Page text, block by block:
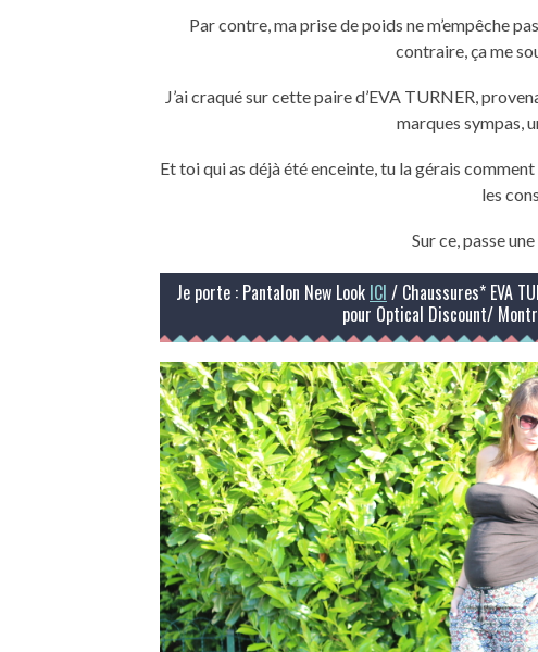
Par contre, ma prise de poids ne m’empêche
contraire, ça me
J’ai craqué sur cette paire d’EVA TURNER,
marques sympas,
Et toi qui as déjà été enceinte, tu la gérais
les
Sur ce, passe
Je porte : Pantalon New Look ICI / Chaussures* EVA
pour Optical Discount/